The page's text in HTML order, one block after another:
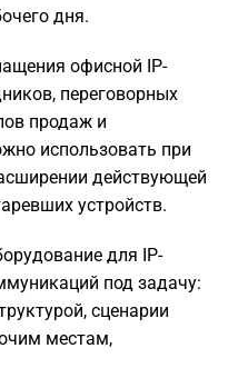
дня.
офисной IP-
переговорных
продаж и
использовать при
действующей
устройств.
для IP-
под задачу:
сценарии
местам,